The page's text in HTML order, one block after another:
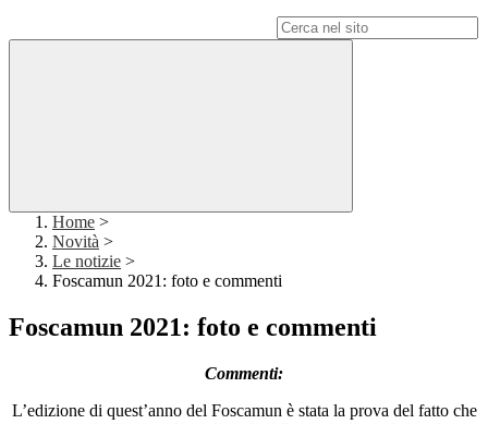
Home >
Novità >
Le notizie >
Foscamun 2021: foto e commenti
Foscamun 2021: foto e commenti
Commenti:
L’edizione di quest’anno del Foscamun è stata la prova del fatto che